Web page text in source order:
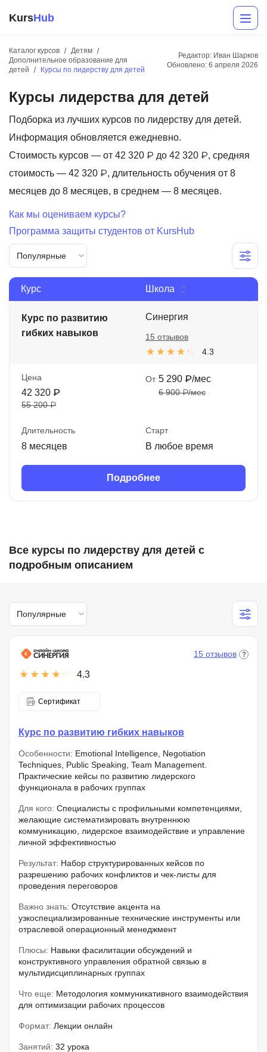
KursHub
Каталог курсов
Детям
Дополнительное образование для
детей
Курсы по лидерству для детей
Редактор: Иван Шарков
Обновлено: 6 апреля 2026
Курсы лидерства для детей
Подборка из лучших курсов по лидерству для детей.
Информация обновляется ежедневно.
Стоимость курсов — от 42 320 ₽ до 42 320 ₽, средняя
стоимость — 42 320 ₽, длительность обучения от 8
месяцев до 8 месяцев, в среднем — 8 месяцев.
Как мы оцениваем курсы?
Программа защиты студентов от KursHub
Популярные
Курс Школа
Курс по развитию
гибких навыков
Синергия
4.3
15 отзывов
Цена
42 320 ₽
55 200 ₽
От 5 290 ₽/мес
6 900 ₽/мес
Длительность
8 месяцев
Старт
В любое время
Подробнее
Все курсы по лидерству для детей с
подробным описанием
Популярные
4.3
15 отзывов
Сертификат
Курс по развитию гибких навыков
Особенности: Emotional Intelligence, Negotiation
Techniques, Public Speaking, Team Management.
Практические кейсы по развитию лидерского
функционала в рабочих группах
Для кого: Специалисты с профильными компетенциями,
желающие систематизировать внутреннюю
коммуникацию, лидерское взаимодействие и управление
личной эффективностью
Результат: Набор структурированных кейсов по
разрешению рабочих конфликтов и чек-листы для
проведения переговоров
Важно знать: Отсутствие акцента на
узкоспециализированные технические инструменты или
отраслевой операционный менеджмент
Плюсы: Навыки фасилитации обсуждений и
конструктивного управления обратной связью в
мультидисциплинарных группах
Что еще: Методология коммуникативного взаимодействия
для оптимизации рабочих процессов
Формат: Лекции онлайн
Занятий: 32 урока
Разработка
Маркетинг
Дизайн
Аналитика
Менеджмент
Иностранные языки
Soft Skills
ДПО
Акции и промокоды
Рейтинг онлайн-школ